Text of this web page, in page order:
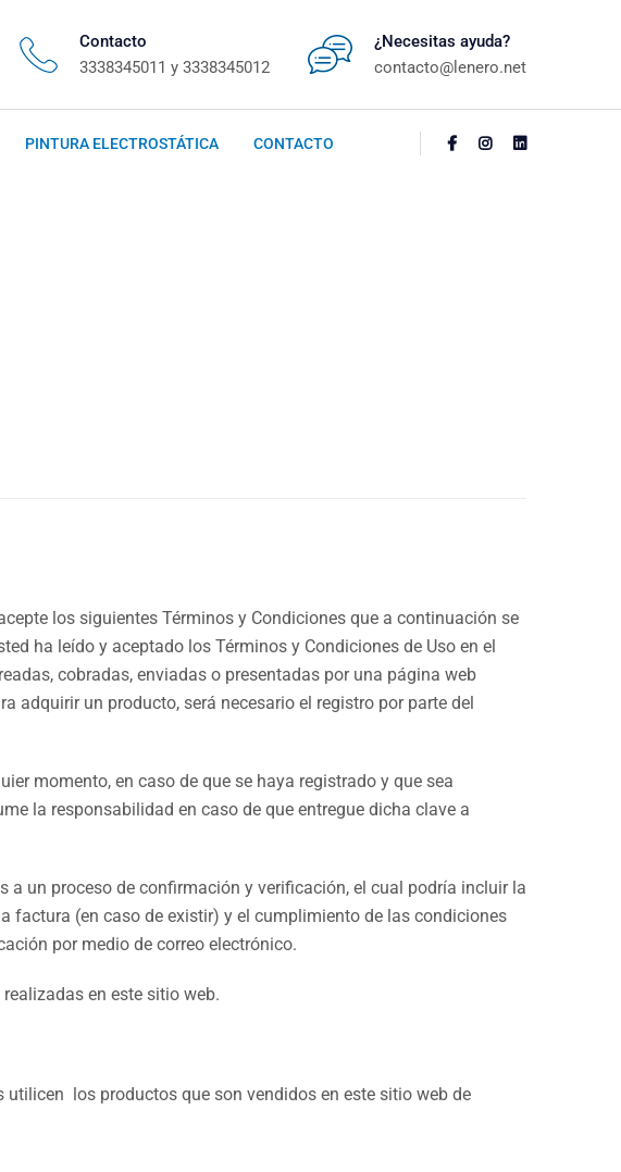
Contacto
3338345011 y 3338345012
¿Necesitas ayuda?
contacto@lenero.net
PINTURA ELECTROSTÁTICA CONTACTO
los siguientes Términos y Condiciones que a continuación se
ha leído y aceptado los Términos y Condiciones de Uso en el
cobradas, enviadas o presentadas por una página web
adquirir un producto, será necesario el registro por parte del
momento, en caso de que se haya registrado y que sea
la responsabilidad en caso de que entregue dicha clave a
a un proceso de confirmación y verificación, el cual podría incluir la
(en caso de existir) y el cumplimiento de las condiciones
por medio de correo electrónico.
en este sitio web.
utilicen los productos que son vendidos en este sitio web de